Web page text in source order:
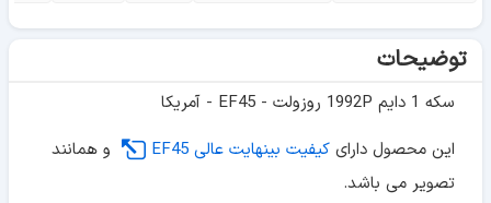
توضیحات
سکه 1 دایم 1992P روزولت - EF45 - آمریکا
این محصول دارای کیفیت بینهایت عالی EF45
و همانند
تصویر می باشد.